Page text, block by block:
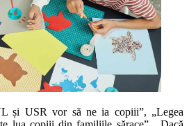
și USR vor să ne ia copiii”, „Legea